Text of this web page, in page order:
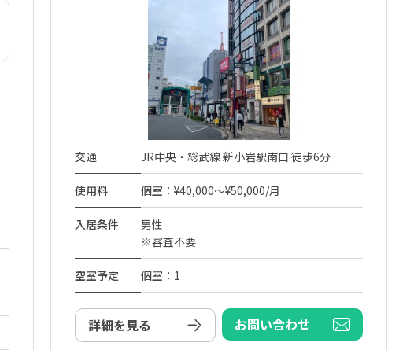
交通 JR中央・総武線 新小岩駅南口 徒歩6分
使用料 個室：¥40,000～¥50,000/月
入居条件
男性
※審査不要
空室予定 個室：1
詳細を見る お問い合わせ